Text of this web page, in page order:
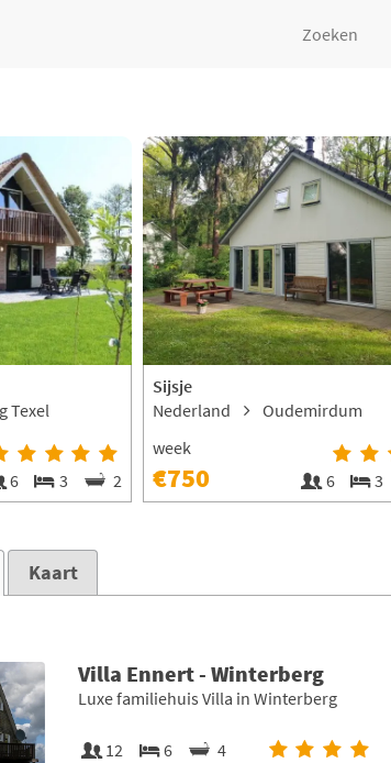
Zoeken
Texel
6 3 2
Sijsje
Nederland
Oudemirdum
week
€750 6 3
Kaart
Villa Ennert - Winterberg
Luxe familiehuis Villa in Winterberg
12 6
4